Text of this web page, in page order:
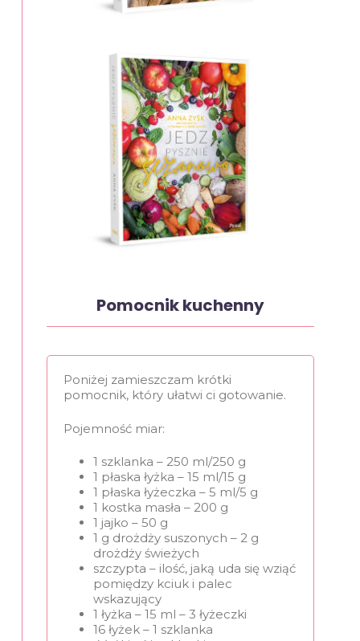
Pomocnik kuchenny
Poniżej zamieszczam krótki
pomocnik, który ułatwi ci gotowanie.
Pojemność miar:
1 szklanka – 250 ml/250 g
1 płaska łyżka – 15 ml/15 g
1 płaska łyżeczka – 5 ml/5 g
1 kostka masła – 200 g
1 jajko – 50 g
1 g drożdży suszonych – 2 g
drożdży świeżych
szczypta – ilość, jaką uda się wziąć
pomiędzy kciuk i palec
wskazujący
1 łyżka – 15 ml – 3 łyżeczki
16 łyżek – 1 szklanka